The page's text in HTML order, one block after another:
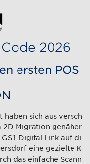
2026
ersten POS
sich aus versch
2D Migration genäher
Digital Link auf di
eine gezielte K
das einfache Scann